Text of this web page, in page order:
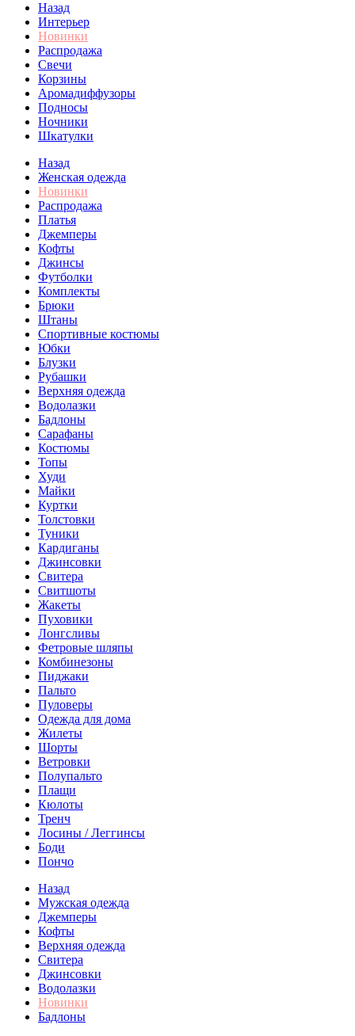
Назад
Интерьер
Новинки
Распродажа
Свечи
Корзины
Аромадиффузоры
Подносы
Ночники
Шкатулки
Назад
Женская одежда
Новинки
Распродажа
Платья
Джемперы
Кофты
Джинсы
Футболки
Комплекты
Брюки
Штаны
Спортивные костюмы
Юбки
Блузки
Рубашки
Верхняя одежда
Водолазки
Бадлоны
Сарафаны
Костюмы
Топы
Худи
Майки
Куртки
Толстовки
Туники
Кардиганы
Джинсовки
Свитера
Свитшоты
Жакеты
Пуховики
Лонгсливы
Фетровые шляпы
Комбинезоны
Пиджаки
Пальто
Пуловеры
Одежда для дома
Жилеты
Шорты
Ветровки
Полупальто
Плащи
Кюлоты
Тренч
Лосины / Леггинсы
Боди
Пончо
Назад
Мужская одежда
Джемперы
Кофты
Верхняя одежда
Свитера
Джинсовки
Водолазки
Новинки
Бадлоны